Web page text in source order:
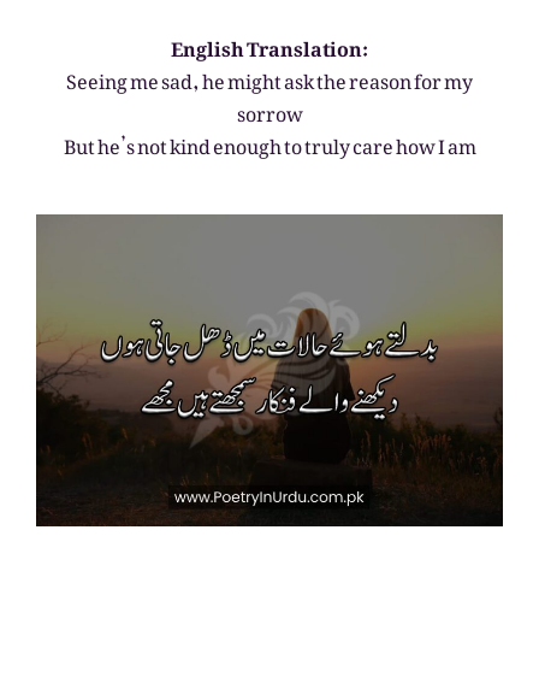
English Translation:
Seeing me sad, he might ask the reason for my
sorrow
But he’s not kind enough to truly care how I am